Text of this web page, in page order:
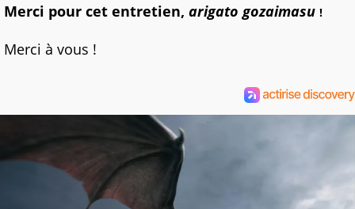
Merci pour cet entretien, arigato gozaimasu !
Merci à vous !